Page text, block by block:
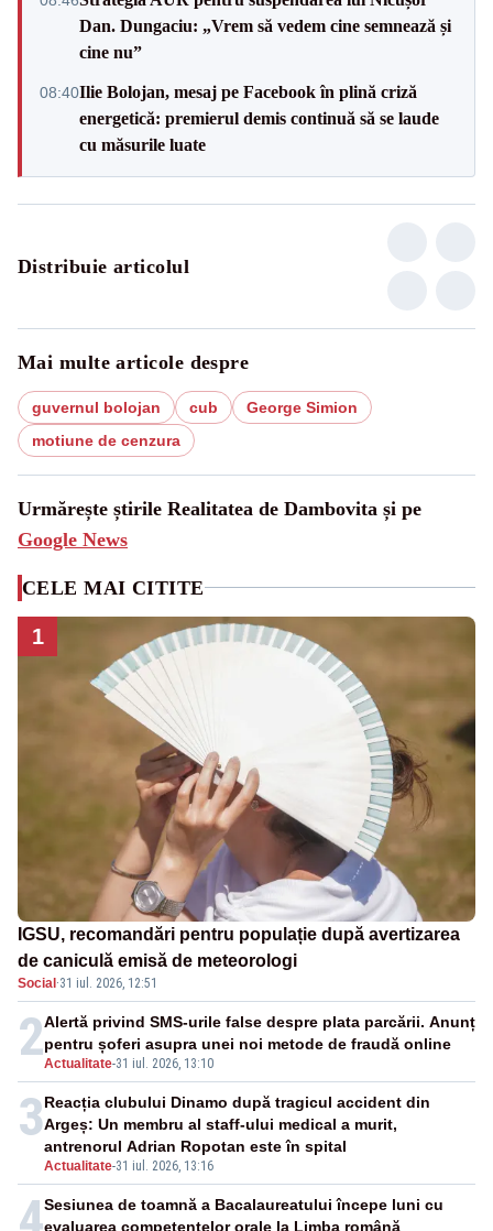
Dan. Dungaciu: „Vrem să vedem cine semnează și
cine nu”
08:40Ilie Bolojan, mesaj pe Facebook în plină criză
energetică: premierul demis continuă să se laude
cu măsurile luate
Distribuie articolul
Mai multe articole despre
guvernul bolojan cub
George Simion
motiune de cenzura
Urmărește știrile Realitatea de Dambovita și pe
Google News
CELE MAI CITITE
1
IGSU, recomandări pentru populație după avertizarea
de caniculă emisă de meteorologi
Social ·31 iul. 2026, 12:51
2Actualitate-31 iul. 2026, 13:10
Alertă privind SMS-urile false despre plata parcării. Anunț
pentru șoferi asupra unei noi metode de fraudă online
3
Actualitate-31 iul. 2026, 13:16
Reacția clubului Dinamo după tragicul accident din
Argeș: Un membru al staff-ului medical a murit,
antrenorul Adrian Ropotan este în spital
Sesiunea de toamnă a Bacalaureatului începe luni cu
evaluarea competențelor orale la Limba română